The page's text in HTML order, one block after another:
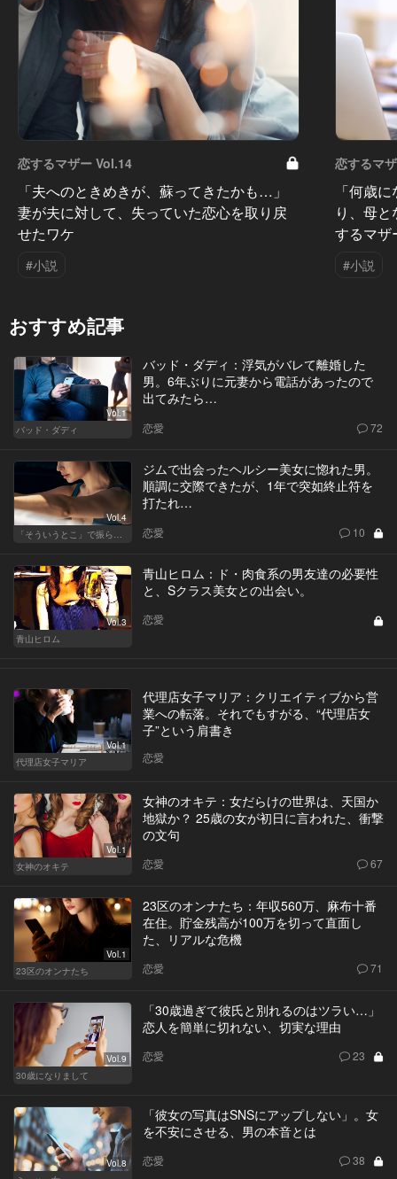
恋するマザー Vol.14
「夫へのときめきが、蘇ってきたかも…」
妻が夫に対して、失っていた恋心を取り戻
せたワケ
#小説
恋するマ
「何歳
り、母
するマザ
#小説
おすすめ記事
Vol.1
バッド・ダディ
バッド・ダディ：浮気がバレて離婚した
男。6年ぶりに元妻から電話があったので
出てみたら…
恋愛 72
Vol.4
「そういうとこ」で振られる男
ジムで出会ったヘルシー美女に惚れた男。
順調に交際できたが、1年で突如終止符を
打たれ…
恋愛 10
Vol.3
青山ヒロム
青山ヒロム：ド・肉食系の男友達の必要性
と、Sクラス美女との出会い。
恋愛
Vol.1
代理店女子マリア
代理店女子マリア：クリエイティブから営
業への転落。それでもすがる、“代理店女
子”という肩書き
恋愛
Vol.1
女神のオキテ
女神のオキテ：女だらけの世界は、天国か
地獄か？ 25歳の女が初日に言われた、衝撃
の文句
恋愛 67
Vol.1
23区のオンナたち
23区のオンナたち：年収560万、麻布十番
在住。貯金残高が100万を切って直面し
た、リアルな危機
恋愛 71
Vol.9
30歳になりまして
「30歳過ぎて彼氏と別れるのはツラい…」
恋人を簡単に切れない、切実な理由
恋愛 23
Vol.8
「彼女の写真はSNSにアップしない」。女
を不安にさせる、男の本音とは
恋愛 38